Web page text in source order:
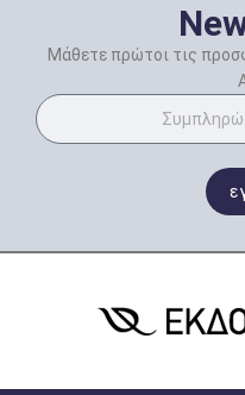
Μάθετε πρώτοι τις